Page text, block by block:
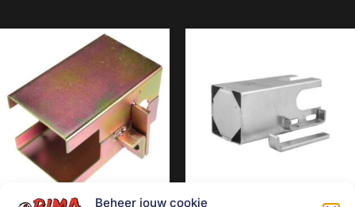
Beheer jouw cookie
Geen categorie
Mancave decoratie
Modelauto's
Aanhanger onderdelen
Afzetmateriaal
Automotive
Bakken